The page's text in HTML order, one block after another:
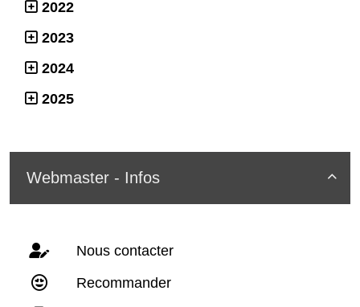
2022
2023
2024
2025

Webmaster - Infos
Nous contacter
Recommander